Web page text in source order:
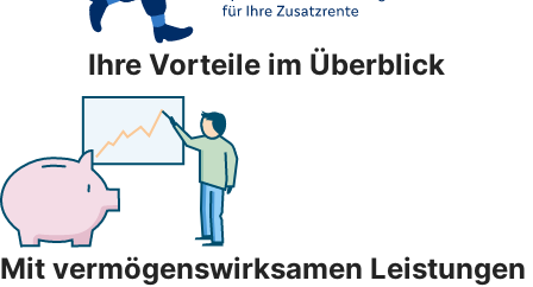
Ihre Vorteile im Überblick
Mit vermögenswirksamen Leistungen